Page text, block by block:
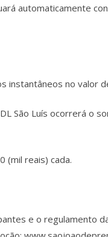
automaticamente
instantâneos no valor
São Luís ocorrerá o
(mil reais) cada.
e o regulamento